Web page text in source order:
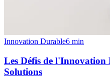
Innovation Durable6 min
Les Défis de l'Innovation
Solutions